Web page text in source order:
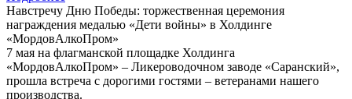
Навстречу Дню Победы: торжественная церемония
награждения медалью «Дети войны» в Холдинге
«МордовАлкоПром»
7 мая на флагманской площадке Холдинга
«МордовАлкоПром» – Ликероводочном заводе «Саранский»,
прошла встреча с дорогими гостями – ветеранами нашего
производства.